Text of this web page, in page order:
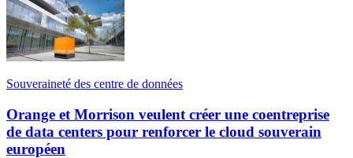
Souveraineté des centre de données
Orange et Morrison veulent créer une coentreprise
de data centers pour renforcer le cloud souverain
européen